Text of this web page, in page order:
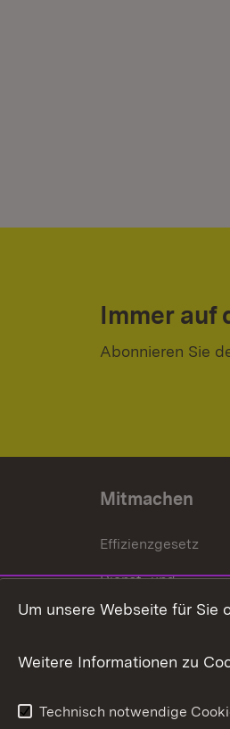
Immer auf
Abonnieren Sie
Mitmachen
Effizienzgesetz
Dienst- und
Versorgungsbezüge
Weitere
Um unsere Webseite für Sie
Weitere Informationen zu
Technisch notwendige